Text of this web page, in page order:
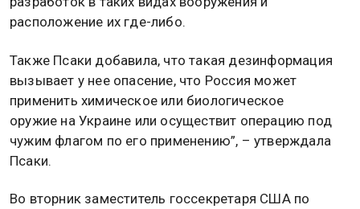
расположение их где-либо.
Также Псаки добавила, что такая дезинформация
вызывает у нее опасение, что Россия может
применить химическое или биологическое
оружие на Украине или осуществит операцию под
чужим флагом по его применению”, – утверждала
Псаки.
Во вторник заместитель госсекретаря США по